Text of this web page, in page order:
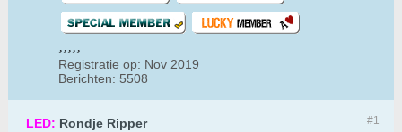
Registratie op: Nov 2019
Berichten: 5508
#1
LED: Rondje Ripper